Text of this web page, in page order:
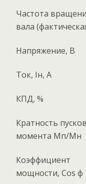
Частота
вала
Напряжение, В
Ток, Iн, А
КПД, %
Кратность
момента Мп/Мн
Коэффициент
мощности, Соs ф